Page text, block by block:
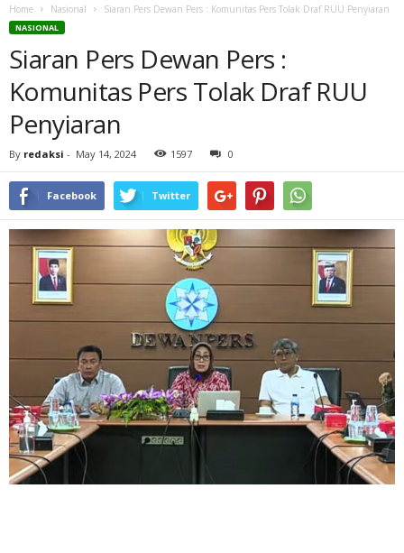
Home Nasional Siaran Pers Dewan Pers : Komunitas Pers Tolak Draf RUU Penyiaran
NASIONAL
Siaran Pers Dewan Pers :
Komunitas Pers Tolak Draf RUU
Penyiaran
By redaksi - May 14, 2024 1597 0
Facebook Twitter